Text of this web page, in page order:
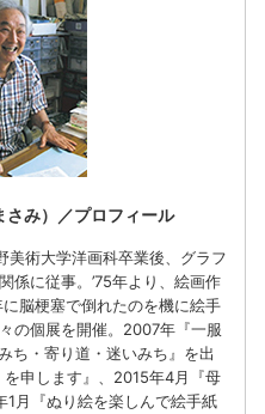
み）／プロフィール
美術大学洋画科卒業後、グラフ
係に従事。’75年より、絵画作
脳梗塞で倒れたのを機に絵手
の個展を開催。2007年『一服
ち・寄り道・迷いみち 』を出
申します』、2015年4月『母
月『ぬり絵を楽しんで絵手紙